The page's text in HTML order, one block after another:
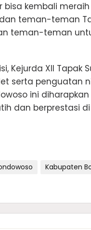
bisa kembali
teman-teman
teman-teman
Kejurda XII Tapak
serta penguatan
ini
dan berprestasi
Kabupaten